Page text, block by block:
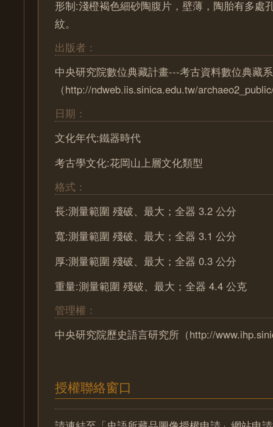
形制:淺橙褐色細砂陶腹片，壁薄，陶胎有多處
紋。
出版者：
中央研究院數位典藏計畫---考古資料數位典藏
（http://ndweb.iis.sinica.edu.tw/
日期：
文化年代:鐵器時代
考古學文化:花岡山上層文化類型
格式：
長:測量範圍 殘破、最大；全器 3.2 公分
寬:測量範圍 殘破、最大；全器 3.1 公分
厚:測量範圍 殘破、最大；全器 0.3 公分
重量:測量範圍 殘破、最大；全器 4.4 公克
管理權：
中央研究院歷史語言研究所（http://
授權聯絡窗口